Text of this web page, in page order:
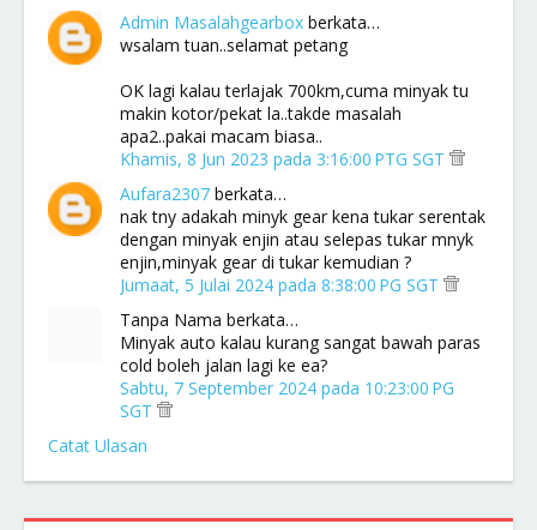
Admin Masalahgearbox berkata…
wsalam tuan..selamat petang
OK lagi kalau terlajak 700km,cuma minyak tu
makin kotor/pekat la..takde masalah
apa2..pakai macam biasa..
Khamis, 8 Jun 2023 pada 3:16:00 PTG SGT
Aufara2307 berkata…
nak tny adakah minyk gear kena tukar serentak
dengan minyak enjin atau selepas tukar mnyk
enjin,minyak gear di tukar kemudian ?
Jumaat, 5 Julai 2024 pada 8:38:00 PG SGT
Tanpa Nama berkata…
Minyak auto kalau kurang sangat bawah paras
cold boleh jalan lagi ke ea?
Sabtu, 7 September 2024 pada 10:23:00 PG
SGT
Catat Ulasan